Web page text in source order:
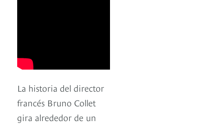
La historia del director
francés Bruno Collet
gira alrededor de un